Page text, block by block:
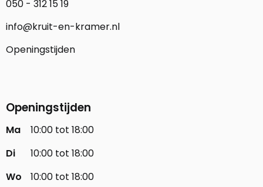
050 - 312 15 19
info@kruit-en-kramer.nl
Openingstijden
Openingstijden
Ma
10:00 tot 18:00
Di
10:00 tot 18:00
Wo
10:00 tot 18:00